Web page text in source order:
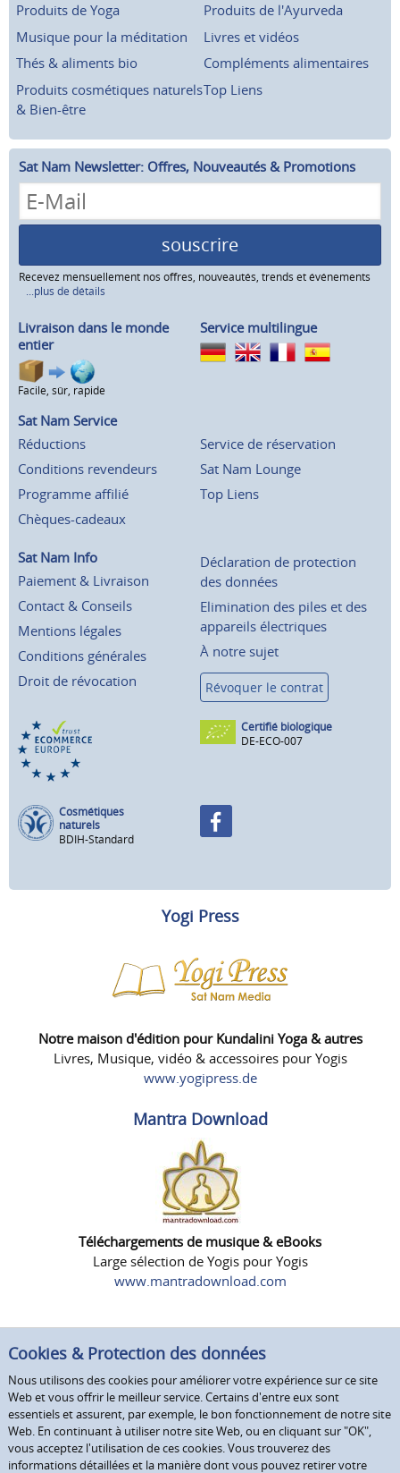
Produits de Yoga
Produits de l'Ayurveda
Musique pour la méditation
Livres et vidéos
Thés & aliments bio
Compléments alimentaires
Produits cosmétiques naturels
& Bien-être
Top Liens
Sat Nam Newsletter: Offres, Nouveautés & Promotions
souscrire
Recevez mensuellement nos offres, nouveautés, trends et événements
...plus de détails
Livraison dans le monde
entier
Facile, sûr, rapide
Service multilingue
Sat Nam Service
Réductions
Conditions revendeurs
Programme affilié
Chèques-cadeaux
Service de réservation
Sat Nam Lounge
Top Liens
Sat Nam Info
Paiement & Livraison
Contact & Conseils
Mentions légales
Conditions générales
Droit de révocation
Déclaration de protection
des données
Elimination des piles et des
appareils électriques
À notre sujet
Révoquer le contrat
Certifié biologique
DE-ECO-007
Cosmétiques
naturels
BDIH-Standard
Yogi Press
Notre maison d'édition pour Kundalini Yoga & autres
Livres, Musique, vidéo & accessoires pour Yogis
www.yogipress.de
Mantra Download
Téléchargements de musique & eBooks
Large sélection de Yogis pour Yogis
www.mantradownload.com
Cookies & Protection des données
Nous utilisons des cookies pour améliorer votre expérience sur ce site
Web et vous offrir le meilleur service. Certains d'entre eux sont
essentiels et assurent, par exemple, le bon fonctionnement de notre site
Web. En continuant à utiliser notre site Web, ou en cliquant sur "OK",
vous acceptez l'utilisation de ces cookies. Vous trouverez des
informations détaillées et la manière dont vous pouvez retirer votre